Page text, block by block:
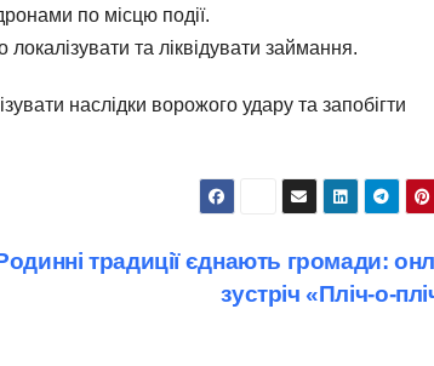
по місцю події.
та ліквідувати займання.
наслідки ворожого удару та запобігти
традиції єднають громади:
зустріч «Пліч-о-